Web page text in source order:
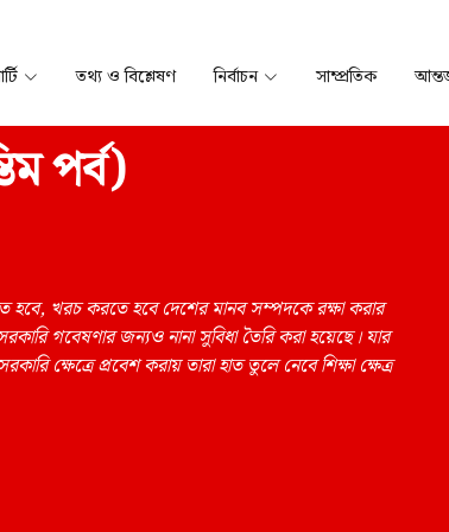
তথ্য ও বিশ্লেষণ নির্বাচন সাম্প্রতিক
পর্ব)
খরচ করতে হবে দেশের মানব সম্পদকে রক্ষা করার
গবেষণার জন্যও নানা সুবিধা তৈরি করা হয়েছে। যার
ক্ষেত্রে প্রবেশ করায় তারা হাত তুলে নেবে শিক্ষা ক্ষেত্র